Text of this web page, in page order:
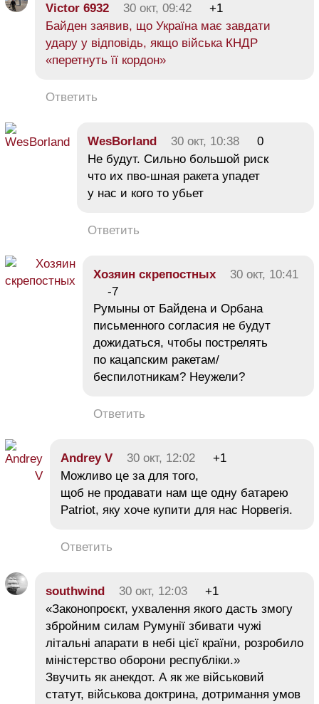
Victor 6932 30 окт, 09:42
+1
Байден заявив, що Україна має завдати
удару у відповідь, якщо війська КНДР
«перетнуть її кордон»
Ответить
WesBorland 30 окт, 10:38
0
Не будут. Сильно большой риск
что их пво-шная ракета упадет
у нас и кого то убьет
Ответить
Хозяин скрепостных
30 окт, 10:41
-7
Румыны от Байдена и Орбана
письменного согласия не будут
дожидаться, чтобы пострелять
по кацапским ракетам/
беспилотникам? Неужели?
Ответить
Andrey V 30 окт, 12:02
+1
Можливо це за для того,
щоб не продавати нам ще одну батарею
Patriot, яку хоче купити для нас Норвегія.
Ответить
southwind 30 окт, 12:03
+1
«Законопроєкт, ухвалення якого дасть змогу
збройним силам Румунії збивати чужі
літальні апарати в небі цієї країни, розробило
міністерство оборони республіки.»
Звучить як анекдот. А як же військовий
статут, військова доктрина, дотримання умов